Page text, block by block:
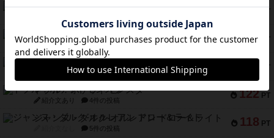
154 PT
ギョッと
152 PT
クルティボ
紹介文なし 1件の投稿
PT
紹介文なし 1件の投稿
122 PT
ドブル：ポケットモンスター
紹介文あり 4件の投稿
118 PT
ジャンヌ・ダルク-オルレアン ドロー＆ライト
5件の投稿